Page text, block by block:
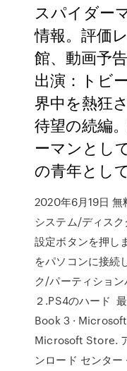
スパイダー
情報。評価
館、動画予
出演：トビ
界中を熱狂
待望の続編
ーマンとし
の青年とし
2020年6月19日
システム/ディスク
設定ボタンを押し
をパソコンに接続
ク/パーティション
２.PS4のハード
Book 3 ·
Microsoft Store.
ンロード センタ